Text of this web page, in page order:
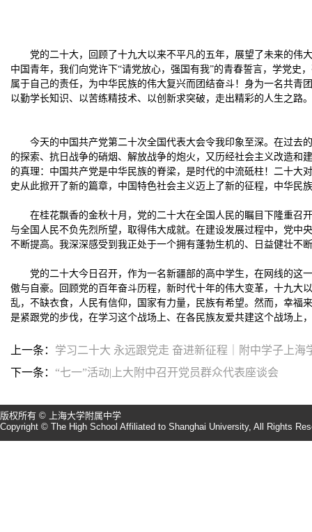
党的二十大，回顾了十九大以来不平凡的五年，展望了未来的伟
中国青年，我们向党许下“请党放心，强国有我”的青春誓言，学党
属于自己的责任，为中华民族的伟大复兴而团结奋斗！身为一名共
以勤学长知识、以苦练精技术、以创新求突破，走出精彩的人生之路。
今天的中国共产党第二十次全国代表大会令我印象至深。在过去
的探索、抗日战争的硝烟、解放战争的炮火，又历经社会主义改造
的真理：中国共产党是中华民族的脊梁，是时代的中流砥柱！二十
史从此掀开了新的篇章，中国特色社会主义迈上了新的征程，中华民
在桂花飘香的金秋十月，党的二十大在全国人民的瞩目下隆重召
与全国人民不负先烈所望，取得伟大成就。在建设发展过程中，党中
不断提高。我深深感受到我正处于一个拥有蓬勃生机的、日益健壮不
党的二十大今日召开，作为一名新疆部的高中学生，在网线的这
傲与自豪。回顾党的百年奋斗历程，新时代十年的伟大变革，十九大
乱，不缺衣食，人民有信仰，国家有力量，民族有希望。然而，幸福
是紧跟党的步伐，在学习这个战场上、在各民族友爱共建这个战场上
上一条： 学习二十大 永远跟党走 奋进新征程｜附中学子上
下一条： “七一”活动|上大附中召开党员群众代表座谈会
版权所有 © 上海大学附属中学
Copyright © The High School Affiliated to Shanghai University, All Rights